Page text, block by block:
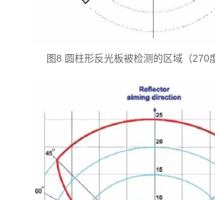
图8 圆柱形反光板被检测的区域（270